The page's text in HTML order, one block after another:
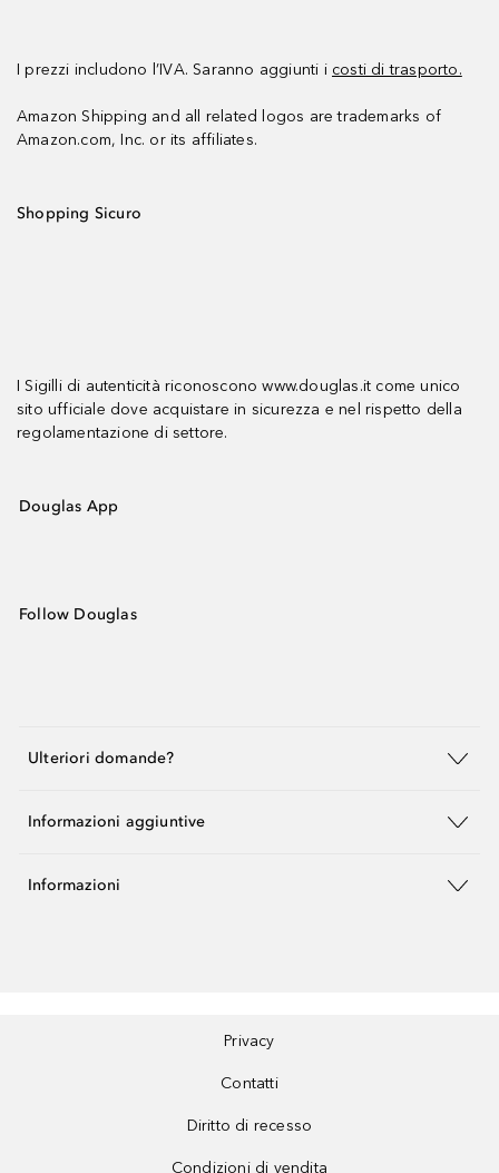
I prezzi includono l’IVA. Saranno aggiunti i costi di trasporto.
Amazon Shipping and all related logos are trademarks of
Amazon.com, Inc. or its affiliates.
Shopping Sicuro
I Sigilli di autenticità riconoscono www.douglas.it come unico
sito ufficiale dove acquistare in sicurezza e nel rispetto della
regolamentazione di settore.
Douglas App
Follow Douglas
Ulteriori domande?
Informazioni aggiuntive
Informazioni
Privacy
Contatti
Diritto di recesso
Condizioni di vendita